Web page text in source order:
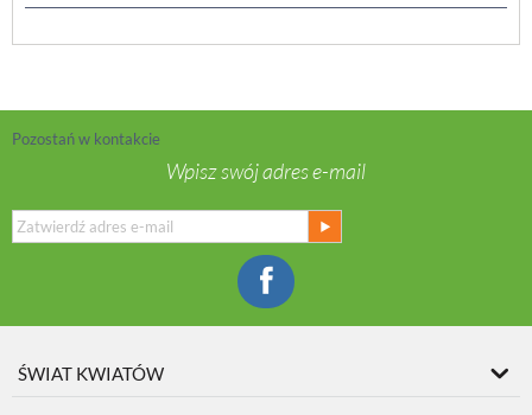
Pozostań w kontakcie
Wpisz swój adres e-mail
ŚWIAT KWIATÓW